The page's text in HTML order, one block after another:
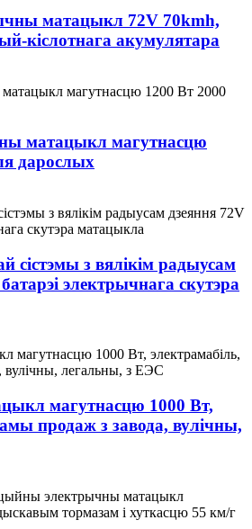
матацыкл 72V 70kmh,
кіслотнага акумулятара
матацыкл магутнасцю
дарослых
сістэмы з вялікім радыусам
электрычнага скутэра
магутнасцю 1000 Вт,
продаж з завода, вулічны,